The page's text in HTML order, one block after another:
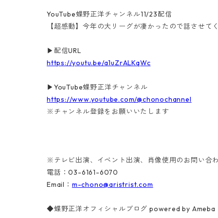
YouTube蝶野正洋チャンネル11/23配信
【超感動】今年の大リーグが凄かったので話させて
▶配信URL
https://youtu.be/a1uZrALKqWc
▶YouTube蝶野正洋チャンネル
https://www.youtube.com/@chonochannel
※チャンネル登録をお願いいたします
※テレビ出演、イベント出演、肖像使用のお問い合
電話：03-6161-6070
Email： m-chono@aristrist.com
◆蝶野正洋オフィシャルブログ powered by Ameba